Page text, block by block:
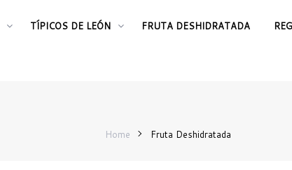
TÍPICOS DE LEÓN FRUTA DESHIDRATADA
Home Fruta Deshidratada